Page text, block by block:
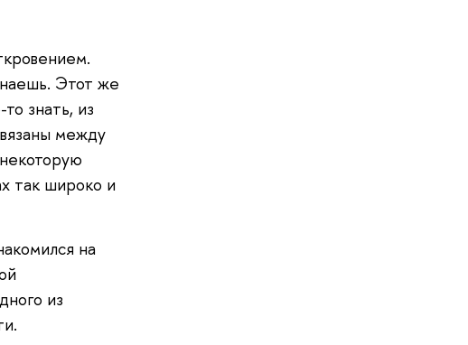
Этот же
знать, из
между
так широко и
на
из